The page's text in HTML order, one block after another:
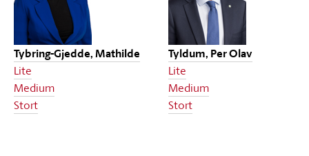
Tybring-Gjedde, Mathilde
Lite
Medium
Stort
Tyldum, Per Olav
Lite
Medium
Stort